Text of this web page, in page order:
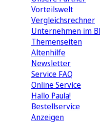
Vorteilswelt
Vergleichsrechner
Unternehmen im
Themenseiten
Altenhilfe
Newsletter
Service FAQ
Online Service
Hallo Paula!
Bestellservice
Anzeigen